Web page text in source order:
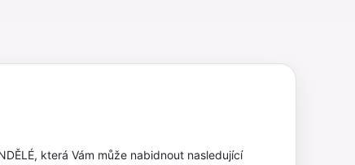
která Vám může nabidnout nasledující